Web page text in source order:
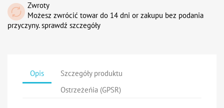
Zwroty
Możesz zwrócić towar do 14 dni or zakupu bez podania
przyczyny. sprawdź szczegóły
Opis
Szczegóły produktu
Ostrzeżeńia (GPSR)